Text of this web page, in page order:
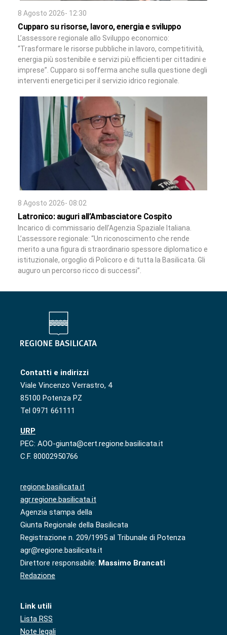
8 Agosto 2026- 12:30
Cupparo su risorse, lavoro, energia e sviluppo
L’assessore regionale allo Sviluppo economico:
“Trasformare le risorse pubbliche in lavoro, competitività,
energia più sostenibile e servizi più efficienti per cittadini e
imprese”. Cupparo si sofferma anche sulla questione degli
interventi energetici per il servizio idrico regionale.
8 Agosto 2026- 08:02
Latronico: auguri all’Ambasciatore Cospito
Incarico di commissario dell’Agenzia Spaziale Italiana.
L’assessore regionale: “Un riconoscimento che rende
merito a una figura di straordinario spessore diplomatico e
istituzionale, orgoglio di Policoro e di tutta la Basilicata. Gli
auguro un percorso ricco di successi”.
Contatti e indirizzi
Viale Vincenzo Verrastro, 4
85100 Potenza PZ
Tel 0971 661111
URP
PEC: AOO-giunta@cert.regione.basilicata.it
C.F. 80002950766
regione.basilicata.it
agr.regione.basilicata.it
Agenzia stampa della
Giunta Regionale della Basilicata
Registrazione n. 209/1995 al Tribunale di Potenza
agr@regione.basilicata.it
Direttore responsabile: Massimo Brancati
Redazione
Link utili
Lista RSS
Note legali